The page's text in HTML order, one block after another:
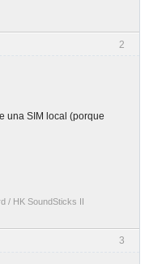
2
una SIM local (porque
/ HK SoundSticks II
3